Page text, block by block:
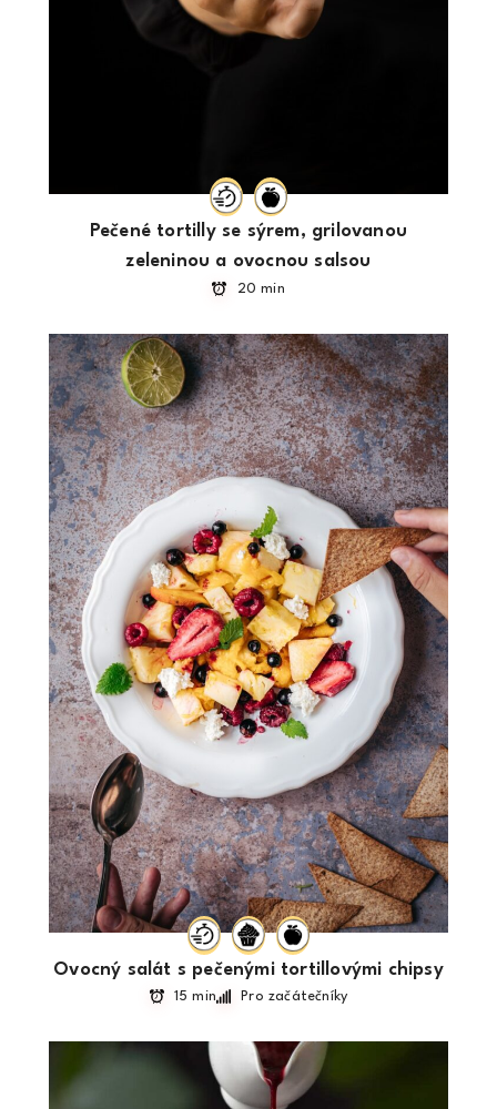
Pečené tortilly se sýrem, grilovanou
zeleninou a ovocnou salsou
20 min
Ovocný salát s pečenými tortillovými chipsy
15 min Pro začátečníky